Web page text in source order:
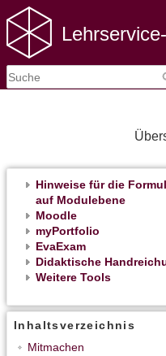
Hinweise für die
auf Modulebene
Moodle
myPortfolio
EvaExam
Didaktische
Weitere Tools
Inhaltsverzeichnis
Mitmachen